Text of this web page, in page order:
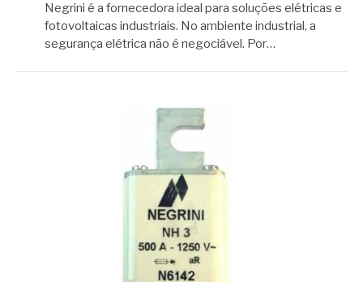
Negrini é a fornecedora ideal para soluções elétricas e
fotovoltaicas industriais. No ambiente industrial, a
segurança elétrica não é negociável. Por…